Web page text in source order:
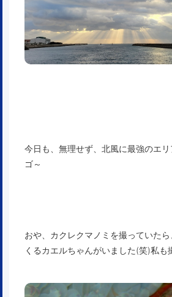
今日も、無理せず、北風に最強のエリ
ゴ～
おや、カクレクマノミを撮っていた
くるカエルちゃんがいました(笑)私も